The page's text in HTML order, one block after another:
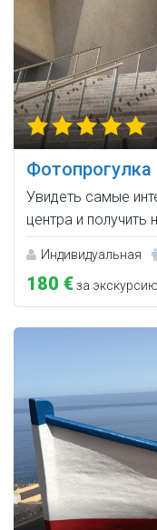
Увидеть самые
центра и
Индивидуальная
180 €за экскурсию